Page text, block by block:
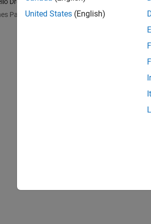
Parrot
Lire
United States (English)